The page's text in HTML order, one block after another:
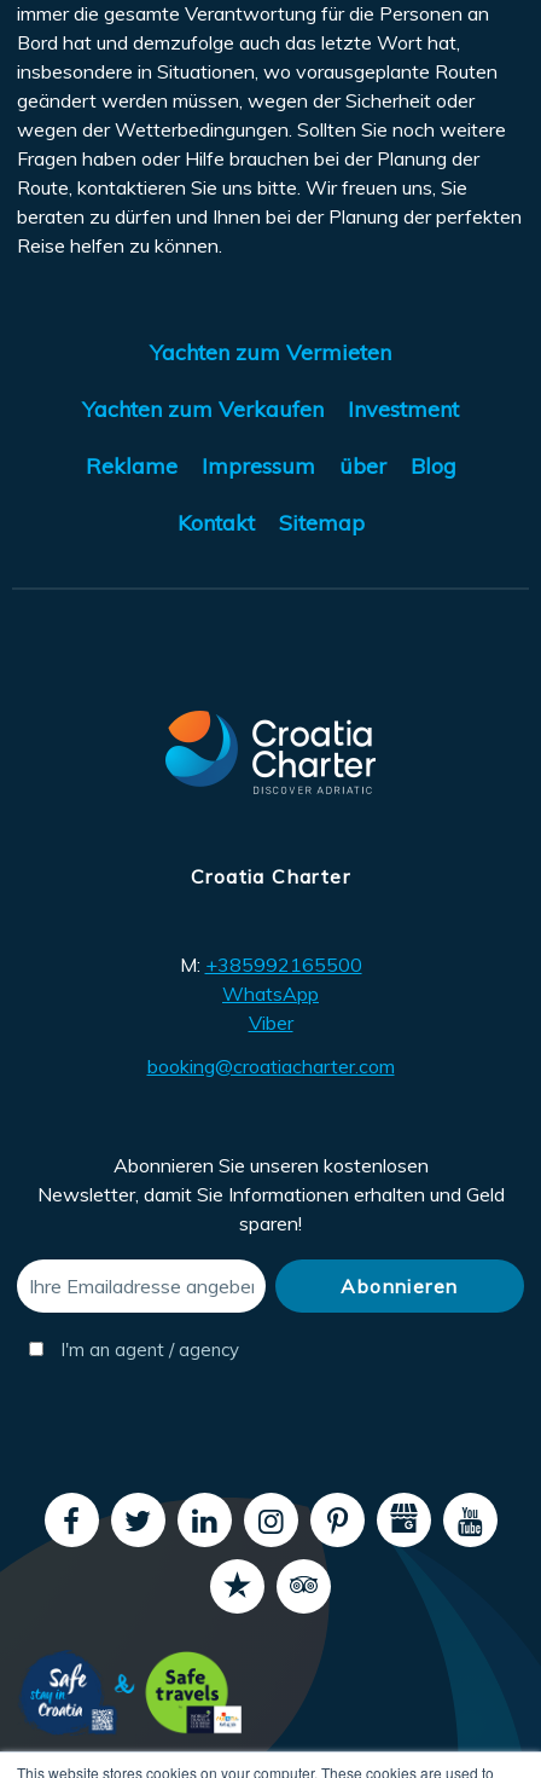
This website stores cookies on your computer. These cookies are used to
immer die gesamte Verantwortung für die Personen an
Bord hat und demzufolge auch das letzte Wort hat,
insbesondere in Situationen, wo vorausgeplante Routen
geändert werden müssen, wegen der Sicherheit oder
wegen der Wetterbedingungen. Sollten Sie noch weitere
Fragen haben oder Hilfe brauchen bei der Planung der
Route, kontaktieren Sie uns bitte. Wir freuen uns, Sie
beraten zu dürfen und Ihnen bei der Planung der perfekten
Reise helfen zu können.
Yachten zum Vermieten
Yachten zum Verkaufen Investment
Reklame Impressum über Blog
Kontakt Sitemap
Croatia Charter
M: +385992165500
WhatsApp
Viber
booking@croatiacharter.com
Abonnieren Sie unseren kostenlosen
Newsletter, damit Sie Informationen erhalten und Geld
sparen!
I'm an agent / agency